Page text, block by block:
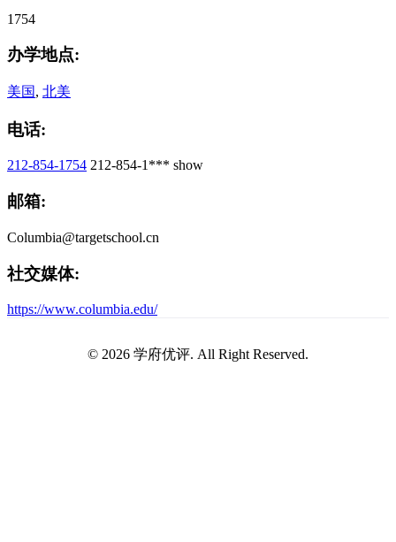
1754
办学地点:
美国, 北美
电话:
212-854-1754 212-854-1*** show
邮箱:
Columbia@targetschool.cn
社交媒体:
https://www.columbia.edu/
© 2026 学府优评. All Right Reserved.